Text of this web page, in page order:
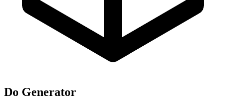
Do Generator